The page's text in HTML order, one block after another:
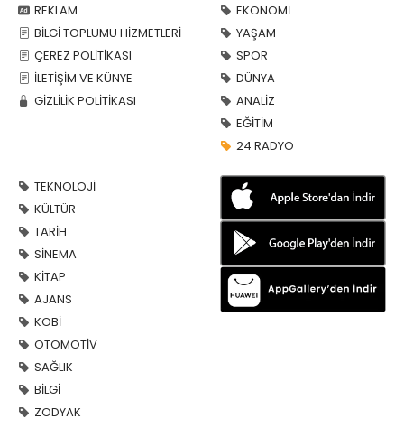
REKLAM
BİLGİ TOPLUMU HİZMETLERİ
ÇEREZ POLİTİKASI
İLETİŞİM VE KÜNYE
GİZLİLİK POLİTİKASI
EKONOMİ
YAŞAM
SPOR
DÜNYA
ANALİZ
EĞİTİM
24 RADYO
TEKNOLOJİ
KÜLTÜR
TARİH
SİNEMA
KİTAP
AJANS
KOBİ
OTOMOTİV
SAĞLIK
BİLGİ
ZODYAK